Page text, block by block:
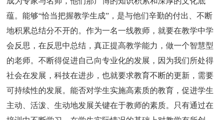
蕴。能够“恰当把握教学生成”，是与他们辛勤的付出、不断
地积累总结分不开的。作为一名一线教师，就要在教学中学
会反思，在反思中总结，真正提高教学能力，做一个智慧型
的老师。不断得促进自己向专业化的发展，因为我们所处得
社会在发展，科技在进步，也就要求教育不断的更新，需要
可持续性的发展。能否对学生实施高素质的教育，促进学生
主动、活泼、生动地发展关键在于教师的素质。只有通过在